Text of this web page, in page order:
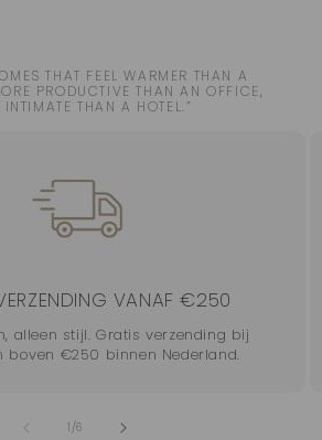
THAT FEEL WARMER THAN A
PRODUCTIVE THAN AN OFFICE,
INTIMATE THAN A HOTEL.”
VANAF €250
alleen stijl. Gratis verzending bij
boven €250 binnen Nederland.
1/van
6